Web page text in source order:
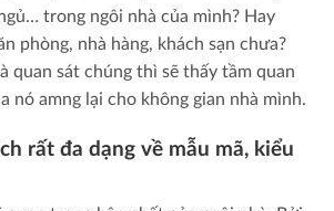
trong ngôi nhà của mình? Hay
phòng, nhà hàng, khách sạn chưa?
quan sát chúng thì sẽ thấy tầm quan
nó amng lại cho không gian nhà mình.
rất đa dạng về mẫu mã, kiểu